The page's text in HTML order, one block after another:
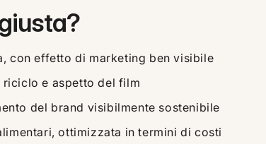
con effetto di marketing ben visibile
e aspetto del film
del brand visibilmente sostenibile
ottimizzata in termini di costi